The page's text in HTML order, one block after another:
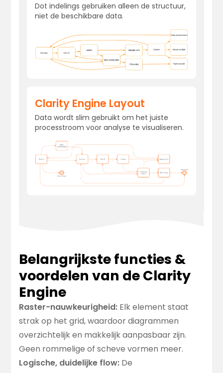
Dot indelings gebruiken alleen de structuur,
niet de beschikbare data.
Clarity Engine Layout
Data wordt slim gebruikt om het juiste
processtroom voor analyse te visualiseren.
Belangrijkste functies &
voordelen van de Clarity
Engine
Raster-nauwkeurigheid: Elk element staat
strak op het grid, waardoor diagrammen
overzichtelijk en makkelijk aanpasbaar zijn.
Geen rommelige of scheve vormen meer.
Logische, duidelijke flow: De